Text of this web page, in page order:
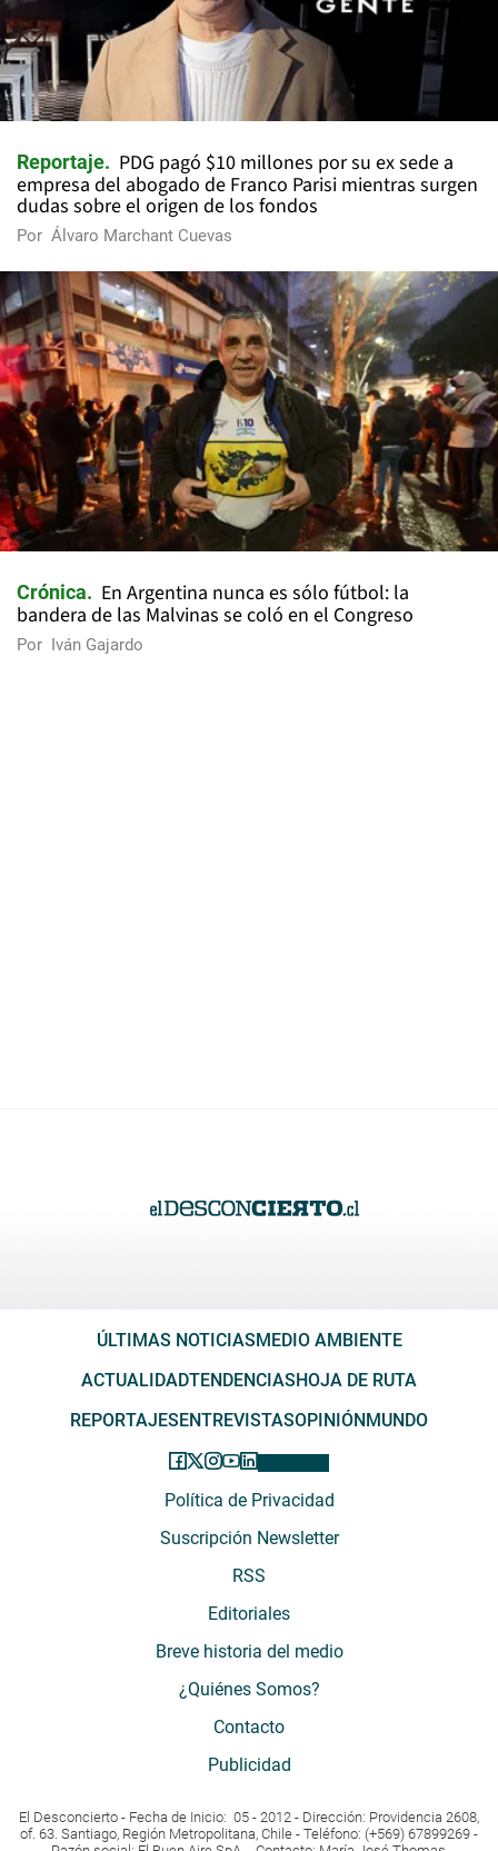
Reportaje
PDG pagó $10 millones por su ex sede a
empresa del abogado de Franco Parisi mientras surgen
dudas sobre el origen de los fondos
Por Álvaro Marchant Cuevas
Crónica
En Argentina nunca es sólo fútbol: la
bandera de las Malvinas se coló en el Congreso
Por Iván Gajardo
ÚLTIMAS NOTICIAS MEDIO AMBIENTE
ACTUALIDADTENDENCIAS HOJA DE RUTA
REPORTAJES ENTREVISTASOPINIÓN MUNDO
Política de Privacidad
Suscripción Newsletter
RSS
Editoriales
Breve historia del medio
¿Quiénes Somos?
Contacto
Publicidad
El Desconcierto - Fecha de Inicio: 05 - 2012 - Dirección: Providencia 2608,
of. 63. Santiago, Región Metropolitana, Chile - Teléfono: (+569) 67899269 -